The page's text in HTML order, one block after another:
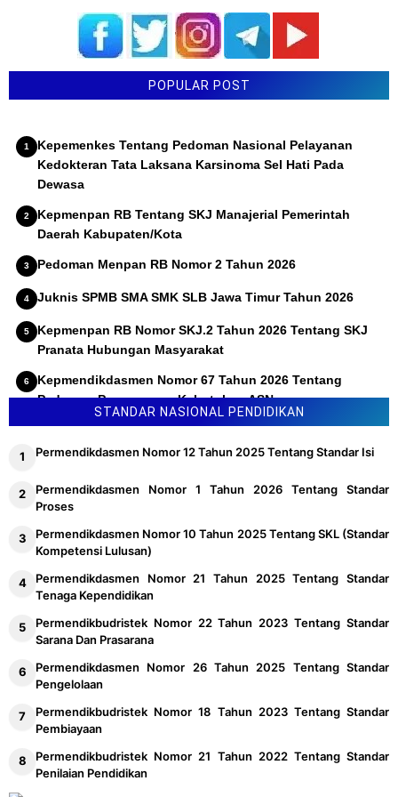
POPULAR POST
Kepemenkes Tentang Pedoman Nasional Pelayanan
Kedokteran Tata Laksana Karsinoma Sel Hati Pada
Dewasa
Kepmenpan RB Tentang SKJ Manajerial Pemerintah
Daerah Kabupaten/Kota
Pedoman Menpan RB Nomor 2 Tahun 2026
Juknis SPMB SMA SMK SLB Jawa Timur Tahun 2026
Kepmenpan RB Nomor SKJ.2 Tahun 2026 Tentang SKJ
Pranata Hubungan Masyarakat
Kepmendikdasmen Nomor 67 Tahun 2026 Tentang
Pedoman Penyusunan Kebutuhan ASN
STANDAR NASIONAL PENDIDIKAN
Permendikdasmen Nomor 12 Tahun 2025 Tentang Standar Isi
Permendikdasmen Nomor 1 Tahun 2026 Tentang Standar
Proses
Permendikdasmen Nomor 10 Tahun 2025 Tentang SKL (Standar
Kompetensi Lulusan)
Permendikdasmen Nomor 21 Tahun 2025 Tentang Standar
Tenaga Kependidikan
Permendikbudristek Nomor 22 Tahun 2023 Tentang Standar
Sarana Dan Prasarana
Permendikdasmen Nomor 26 Tahun 2025 Tentang Standar
Pengelolaan
Permendikbudristek Nomor 18 Tahun 2023 Tentang Standar
Pembiayaan
Permendikbudristek Nomor 21 Tahun 2022 Tentang Standar
Penilaian Pendidikan